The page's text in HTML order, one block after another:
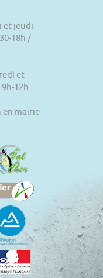
et jeudi
18h /
et
12h
en mairie